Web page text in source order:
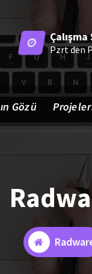
Pzrt den
Gözü